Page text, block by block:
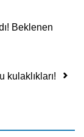
Beklenen
kulaklıkları!